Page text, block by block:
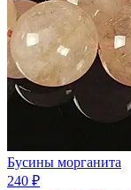
Бусины морганита
240 ₽